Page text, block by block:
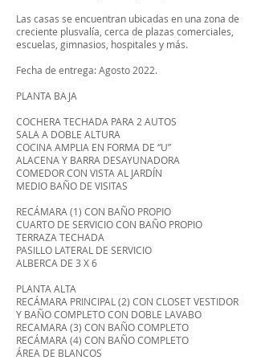
Las casas se encuentran ubicadas en una zona de
creciente plusvalía, cerca de plazas comerciales,
escuelas, gimnasios, hospitales y más.
Fecha de entrega: Agosto 2022.
PLANTA BAJA
COCHERA TECHADA PARA 2 AUTOS
SALA A DOBLE ALTURA
COCINA AMPLIA EN FORMA DE “U”
ALACENA Y BARRA DESAYUNADORA
COMEDOR CON VISTA AL JARDÍN
MEDIO BAÑO DE VISITAS
RECÁMARA (1) CON BAÑO PROPIO
CUARTO DE SERVICIO CON BAÑO PROPIO
TERRAZA TECHADA
PASILLO LATERAL DE SERVICIO
ALBERCA DE 3 X 6
PLANTA ALTA
RECÁMARA PRINCIPAL (2) CON CLOSET VESTIDOR
Y BAÑO COMPLETO CON DOBLE LAVABO
RECAMARA (3) CON BAÑO COMPLETO
RECÁMARA (4) CON BAÑO COMPLETO
ÁREA DE BLANCOS